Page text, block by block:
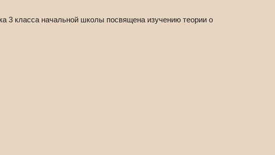
3 класса начальной школы посвящена изучению теории о